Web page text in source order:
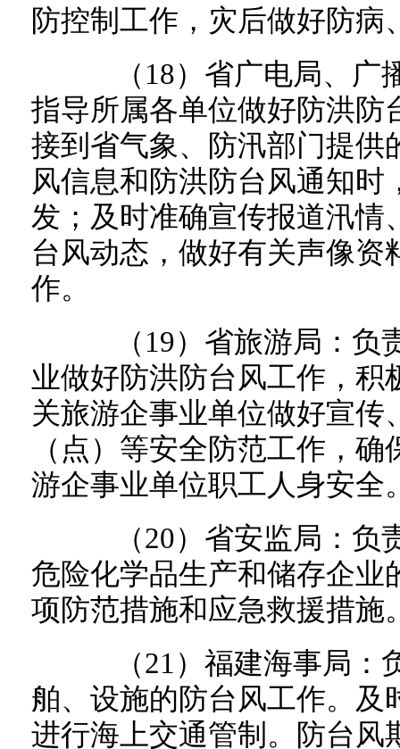
防控制工作，灾后做好防病
（18）省广电局、广
指导所属各单位做好防洪防
接到省气象、防汛部门提供
风信息和防洪防台风通知时
发；及时准确宣传报道汛情
台风动态，做好有关声像资
作。
（19）省旅游局：负
业做好防洪防台风工作，积
关旅游企事业单位做好宣传
（点）等安全防范工作，
游企事业单位职工人身安全
（20）省安监局：负
危险化学品生产和储存企业
项防范措施和应急救援措施
（21）福建海事局：
舶、设施的防台风工作。及
进行海上交通管制。防台风